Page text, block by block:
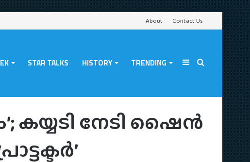
About Contact Us
STAR TALKS HISTORY TRENDING Search
Sidebar
കയ്യടി നേടി ഷൈൻ